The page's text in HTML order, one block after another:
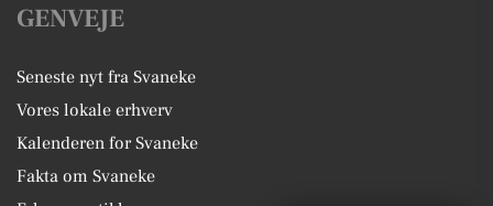
GENVEJE
Seneste nyt fra Svaneke
Vores lokale erhverv
Kalenderen for Svaneke
Fakta om Svaneke